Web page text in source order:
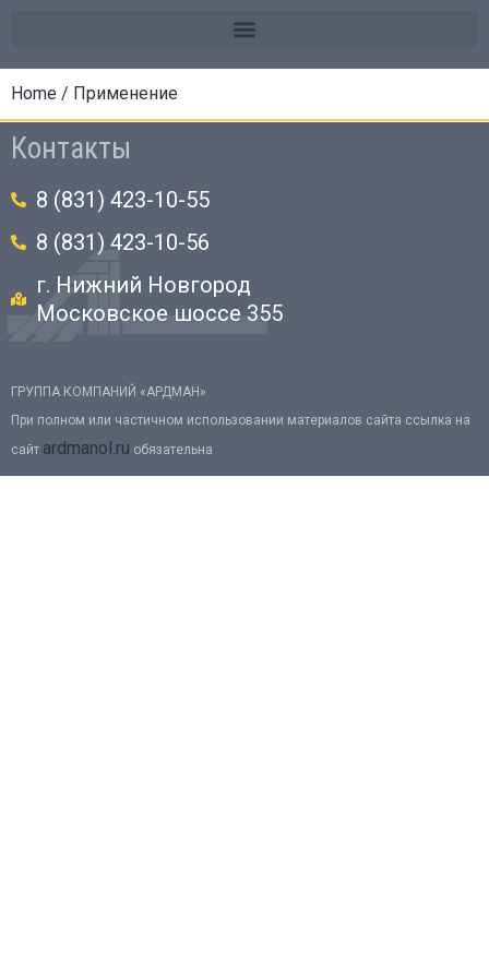
Home / Применение
Контакты
8 (831) 423-10-55
8 (831) 423-10-56
г. Нижний Новгород
Московское шоссе 355
ГРУППА КОМПАНИЙ «АРДМАН»
При полном или частичном использовании материалов сайта ссылка на
сайт ardmanol.ru обязательна